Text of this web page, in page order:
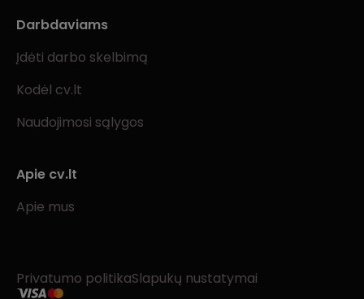
Darbdaviams
Įdėti darbo skelbimą
Kodėl cv.lt
Naudojimosi sąlygos
Apie cv.lt
Apie mus
Privatumo politikaSlapukų nustatymai